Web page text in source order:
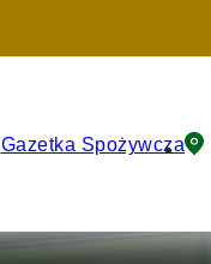
Gazetka Spożywcza